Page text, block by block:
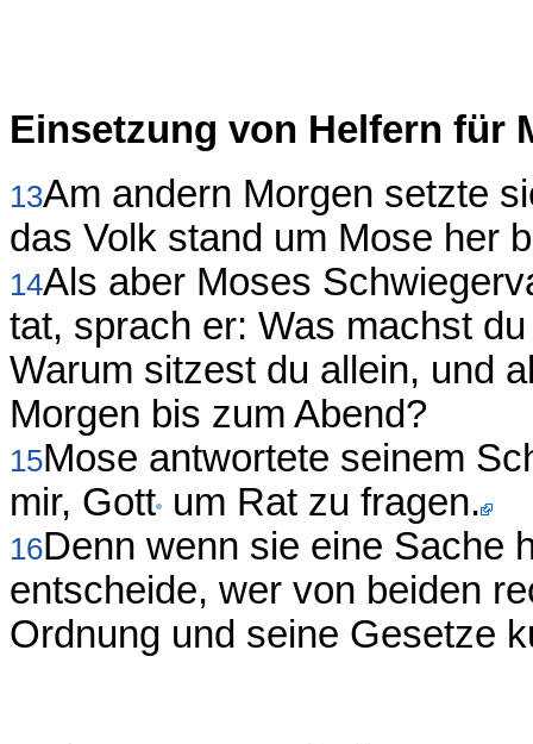
Einsetzung von Helfern für
13Am andern Morgen setzte
das Volk stand um Mose her
14Als aber Moses
tat, sprach er: Was machst
Warum sitzest du allein, und
Morgen bis zum Abend?
15Mose antwortete seinem
mir, Gott um Rat zu fragen.
16Denn wenn sie eine Sache
entscheide, wer von beiden
Ordnung und seine Gesetze